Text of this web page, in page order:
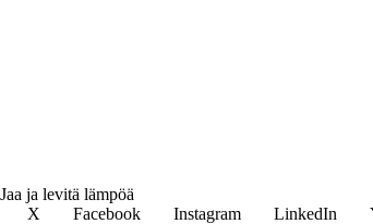
Jaa ja levitä lämpöä
X
Facebook Instagram LinkedIn